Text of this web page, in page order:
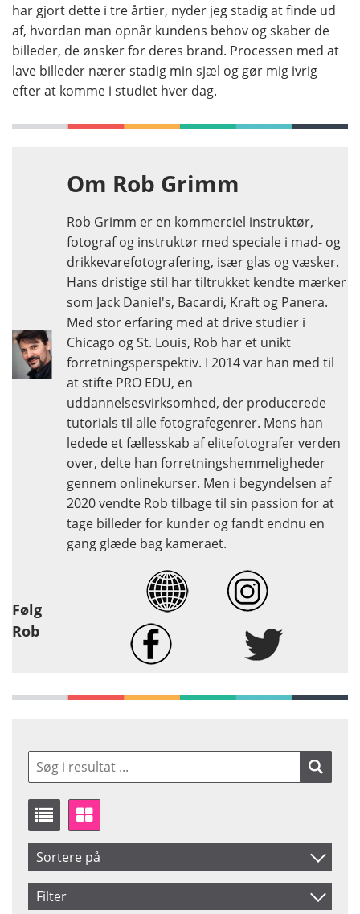
har gjort dette i tre årtier, nyder jeg stadig at finde ud
af, hvordan man opnår kundens behov og skaber de
billeder, de ønsker for deres brand. Processen med at
lave billeder nærer stadig min sjæl og gør mig ivrig
efter at komme i studiet hver dag.
Om Rob Grimm
Rob Grimm er en kommerciel instruktør,
fotograf og instruktør med speciale i mad- og
drikkevarefotografering, især glas og væsker.
Hans dristige stil har tiltrukket kendte mærker
som Jack Daniel's, Bacardi, Kraft og Panera.
Med stor erfaring med at drive studier i
Chicago og St. Louis, Rob har et unikt
forretningsperspektiv. I 2014 var han med til
at stifte PRO EDU, en
uddannelsesvirksomhed, der producerede
tutorials til alle fotografegenrer. Mens han
ledede et fællesskab af elitefotografer verden
over, delte han forretningshemmeligheder
gennem onlinekurser. Men i begyndelsen af
2020 vendte Rob tilbage til sin passion for at
tage billeder for kunder og fandt endnu en
gang glæde bag kameraet.
Følg
Rob
Sortere på
Produkt Nr.
Filter